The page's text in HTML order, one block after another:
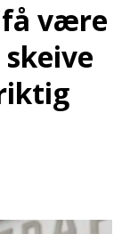
få være